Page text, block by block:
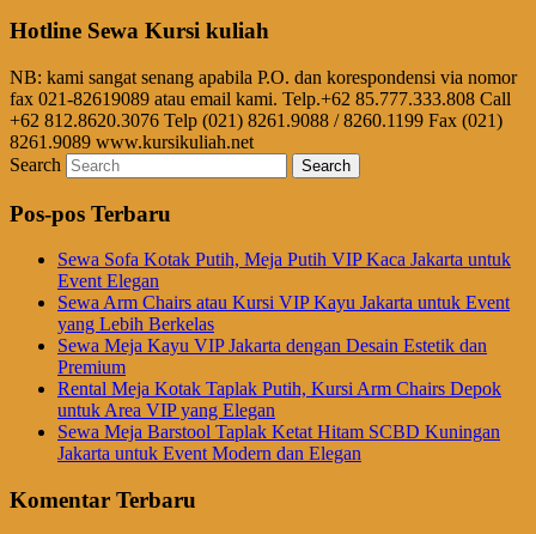
Hotline Sewa Kursi kuliah
NB: kami sangat senang apabila P.O. dan korespondensi via nomor
fax 021-82619089 atau email kami. Telp.+62 85.777.333.808 Call
+62 812.8620.3076 Telp (021) 8261.9088 / 8260.1199 Fax (021)
8261.9089 www.kursikuliah.net
Search
Pos-pos Terbaru
Sewa Sofa Kotak Putih, Meja Putih VIP Kaca Jakarta untuk
Event Elegan
Sewa Arm Chairs atau Kursi VIP Kayu Jakarta untuk Event
yang Lebih Berkelas
Sewa Meja Kayu VIP Jakarta dengan Desain Estetik dan
Premium
Rental Meja Kotak Taplak Putih, Kursi Arm Chairs Depok
untuk Area VIP yang Elegan
Sewa Meja Barstool Taplak Ketat Hitam SCBD Kuningan
Jakarta untuk Event Modern dan Elegan
Komentar Terbaru